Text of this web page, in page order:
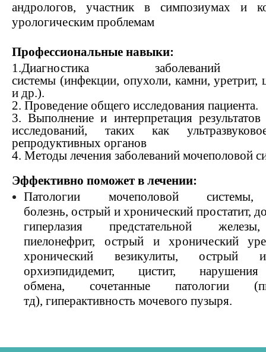
андрологов, участник в симпозиумах и
урологическим проблемам
Профессиональные навыки:
1.Диагностика заболеваний
системы (инфекции, опухоли, камни, уретрит,
и др.).
2. Проведение общего исследования пациента.
3. Выполнение и интерпретация
исследований, таких как
репродуктивных органов
4. Методы лечения заболеваний мочеполовой
Эффективно поможет в лечении:
Патологии мочеполовой системы,
болезнь, острый и хронический простатит,
гиперлазия предстательной
пиелонефрит, острый и хронический
хронический везикулиты, острый
орхиэпидидемит, цистит, нарушения
обмена, сочетанные патологии
тд), гиперактивность мочевого пузыря.